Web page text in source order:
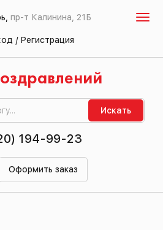
пр-т Калинина, 21Б
/ Регистрация
Искать
194-99-23
Оформить заказ